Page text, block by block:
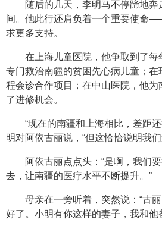
随后的几天，李明马不停蹄地
间。他此行还肩负着一个重要使命
求更多支持。
在上海儿童医院，他争取到了每
专门救治南疆的贫困先心病儿童；
程会诊合作项目；在中山医院，他为
了进修机会。
“现在的南疆和上海相比，差距
明对阿依古丽说，“但这恰恰说明我
阿依古丽点点头：“是啊，我们
去，让南疆的医疗水平不断提升。”
母亲在一旁听着，突然说：“古
好了。小明有你这样的妻子，我和他